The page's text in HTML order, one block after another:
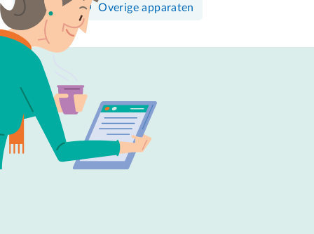
Word Overige apparaten